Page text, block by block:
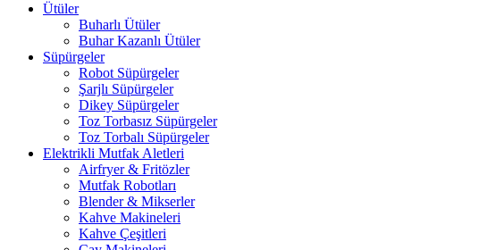
Ütüler
Buharlı Ütüler
Buhar Kazanlı Ütüler
Süpürgeler
Robot Süpürgeler
Şarjlı Süpürgeler
Dikey Süpürgeler
Toz Torbasız Süpürgeler
Toz Torbalı Süpürgeler
Elektrikli Mutfak Aletleri
Airfryer & Fritözler
Mutfak Robotları
Blender & Mikserler
Kahve Makineleri
Kahve Çeşitleri